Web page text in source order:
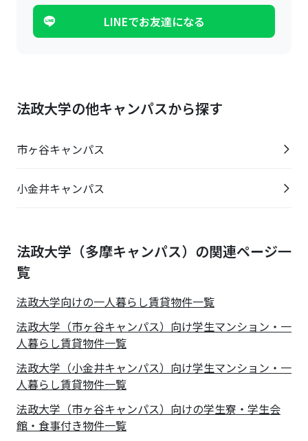
LINEでお友達になる
法政大学の他キャンパスから探す
市ヶ谷キャンパス
小金井キャンパス
法政大学（多摩キャンパス）の関連ページ一
覧
法政大学向けの一人暮らし賃貸物件一覧
法政大学（市ヶ谷キャンパス）向け学生マンション・一
人暮らし賃貸物件一覧
法政大学（小金井キャンパス）向け学生マンション・一
人暮らし賃貸物件一覧
法政大学（市ヶ谷キャンパス）向けの学生寮・学生会
館・食事付き物件一覧